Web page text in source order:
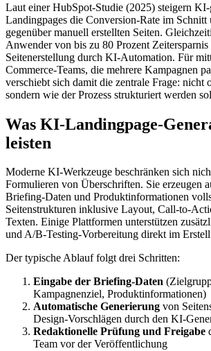
Laut einer HubSpot-Studie (2025) steigern KI-
Landingpages die Conversion-Rate im Schnitt
gegenüber manuell erstellten Seiten.
Anwender von bis zu 80 Prozent Zeitersparnis
Seitenerstellung durch KI-Automation. Für
Commerce-Teams, die mehrere Kampagnen
verschiebt sich damit die zentrale Frage: nicht
sondern wie der Prozess strukturiert werden
Was KI-Landingpage-
leisten
Moderne KI-Werkzeuge beschränken sich
Formulieren von Überschriften. Sie erzeugen
Briefing-Daten und Produktinformationen
Seitenstrukturen inklusive Layout, Call-to-
Texten. Einige Plattformen unterstützen
und A/B-Testing-Vorbereitung direkt im
Der typische Ablauf folgt drei Schritten:
Eingabe der Briefing-Daten
Kampagnenziel, Produktinformationen)
Automatische Generierung von
Design-Vorschlägen durch den KI-
Redaktionelle Prüfung und Freigabe
Team vor der Veröffentlichung